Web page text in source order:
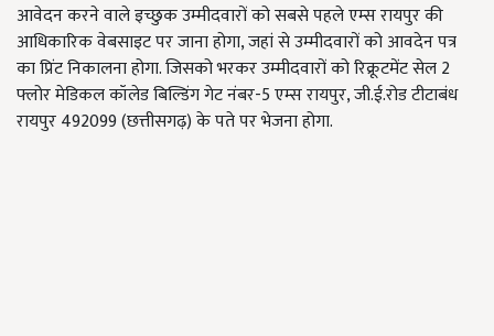
आवेदन करने वाले इच्छुक उम्मीदवारों को सबसे पहले एम्स रायपुर की
आधिकारिक वेबसाइट पर जाना होगा, जहां से उम्मीदवारों को आवदेन पत्र
का प्रिंट निकालना होगा. जिसको भरकर उम्मीदवारों को रिक्रूटमेंट सेल 2
फ्लोर मेडिकल कॉलेड बिल्डिंग गेट नंबर-5 एम्स रायपुर, जी.ई.रोड टीटाबंध
रायपुर 492099 (छत्तीसगढ़) के पते पर भेजना होगा.